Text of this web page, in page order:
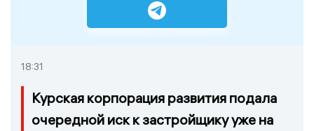
18:31
Курская корпорация развития подала
очередной иск к застройщику уже на